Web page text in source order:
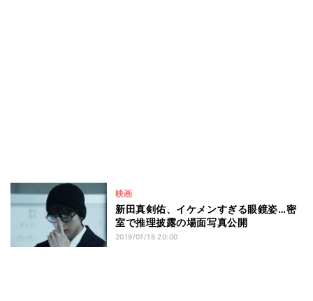
映画
新田真剣佑、イケメンすぎる眼鏡姿…密
室で推理披露の場面写真公開
2019/01/18 20:00